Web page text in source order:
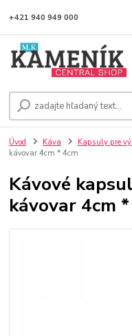
+421 940 949 000
Úvod Káva Kapsuly pre
kávovar 4cm * 4cm
Kávové
kávovar 4cm